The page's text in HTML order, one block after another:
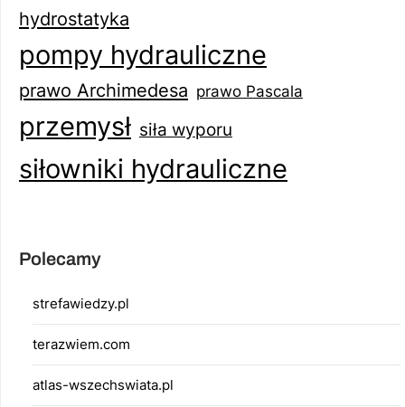
hydrostatyka
pompy hydrauliczne
prawo Archimedesa prawo Pascala
przemysł siła wyporu
siłowniki hydrauliczne
Polecamy
strefawiedzy.pl
terazwiem.com
atlas-wszechswiata.pl